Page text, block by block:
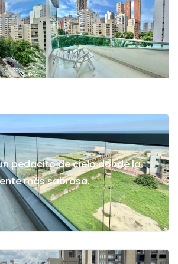
pedacito de cielo donde la
más sabrosa.